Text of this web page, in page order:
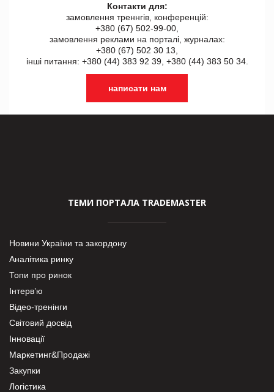
Контакти для:
замовлення треннгів, конференцій:
+380 (67) 502-99-00,
замовлення реклами на порталі, журналах:
+380 (67) 502 30 13,
інші питання: +380 (44) 383 92 39, +380 (44) 383 50 34.
написати нам
ТЕМИ ПОРТАЛА TRADEMASTER
Новини України та закордону
Аналітика ринку
Топи про ринок
Інтерв’ю
Відео-тренінги
Світовий досвід
Інновації
Маркетинг&Продажі
Закупки
Логістика